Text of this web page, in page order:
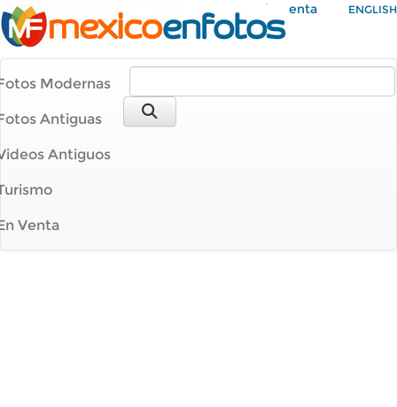
Mi Cuenta ENGLISH
Modernas
Antiguas
Antiguos
Venta